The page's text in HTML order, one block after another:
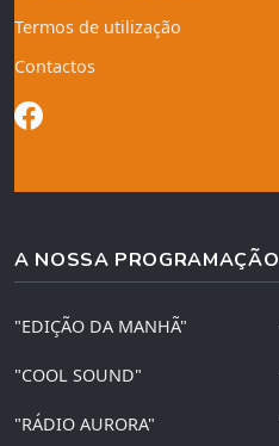
Termos de utilização
Contactos
A NOSSA PROGRAMAÇÃO
"EDIÇÃO DA MANHÃ"
"COOL SOUND"
"RÁDIO AURORA"